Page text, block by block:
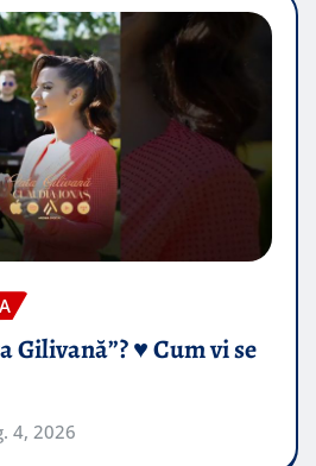
Gilivană”? ♥️ Cum vi se
4, 2026